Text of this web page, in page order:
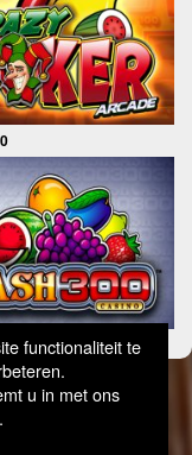
functionaliteit te
u in met ons